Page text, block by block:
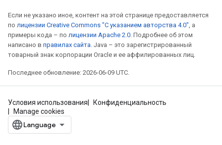
Если не указано иное, контент на этой странице предоставляется
по лицензии Creative Commons "С указанием авторства 4.0", а
примеры кода – по лицензии Apache 2.0. Подробнее об этом
написано в правилах сайта. Java – это зарегистрированный
товарный знак корпорации Oracle и ее аффилированных лиц.
Последнее обновление: 2026-06-09 UTC.
Условия использования
Конфиденциальность
Manage cookies